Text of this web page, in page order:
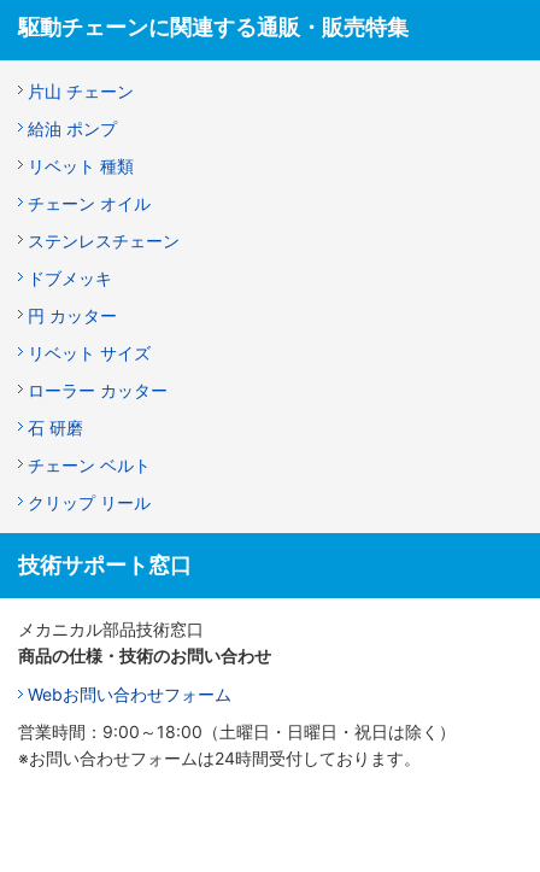
駆動チェーンに関連する通販・販売特集
片山 チェーン
給油 ポンプ
リベット 種類
チェーン オイル
ステンレスチェーン
ドブメッキ
円 カッター
リベット サイズ
ローラー カッター
石 研磨
チェーン ベルト
クリップ リール
技術サポート窓口
メカニカル部品技術窓口
商品の仕様・技術のお問い合わせ
Webお問い合わせフォーム
営業時間：9:00～18:00（土曜日・日曜日・祝日は除く）
※お問い合わせフォームは24時間受付しております。